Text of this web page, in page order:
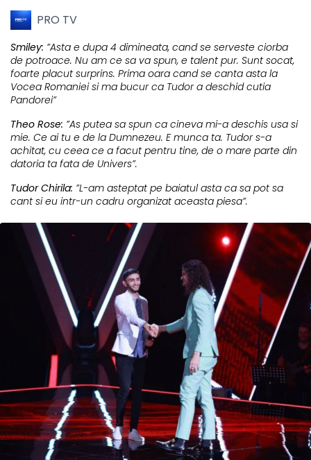
PRO TV
Smiley: ”Asta e dupa 4 dimineata, cand se serveste ciorba
de potroace. Nu am ce sa va spun, e talent pur. Sunt socat,
foarte placut surprins. Prima oara cand se canta asta la
Vocea Romaniei si ma bucur ca Tudor a deschid cutia
Pandorei”
Theo Rose: ”As putea sa spun ca cineva mi-a deschis usa si
mie. Ce ai tu e de la Dumnezeu. E munca ta. Tudor s-a
achitat, cu ceea ce a facut pentru tine, de o mare parte din
datoria ta fata de Univers”.
Tudor Chirila: ”L-am asteptat pe baiatul asta ca sa pot sa
cant si eu intr-un cadru organizat aceasta piesa”.